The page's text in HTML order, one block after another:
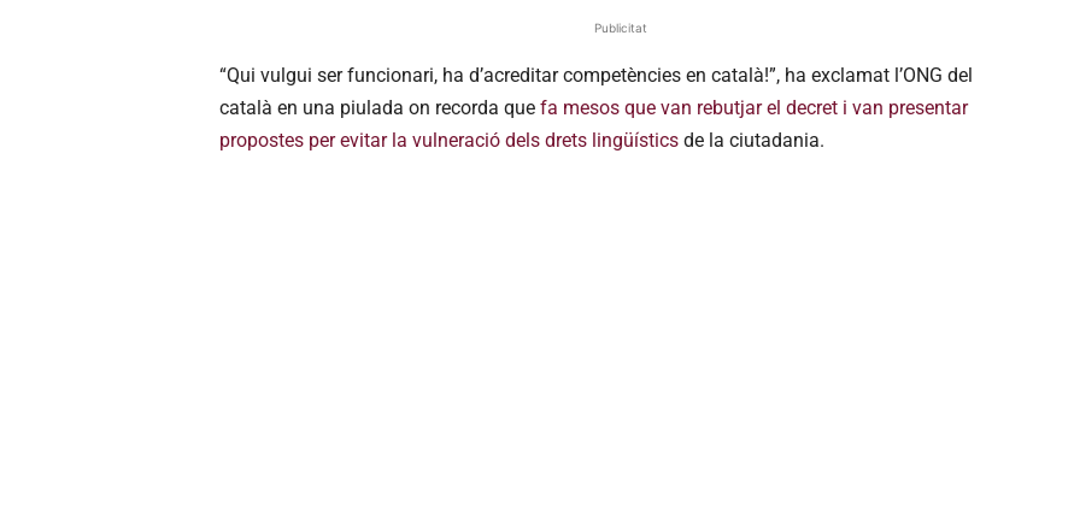
Publicitat
“Qui vulgui ser funcionari, ha d’acreditar competències en català!”, ha exclamat l’ONG del
català en una piulada on recorda que fa mesos que van rebutjar el decret i van presentar
propostes per evitar la vulneració dels drets lingüístics de la ciutadania.